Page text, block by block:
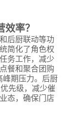
率？
后厨联动等功
简化了角色权
务工作，减少
餐和聚合团购
期压力。后厨
先级，减少催
态，确保门店